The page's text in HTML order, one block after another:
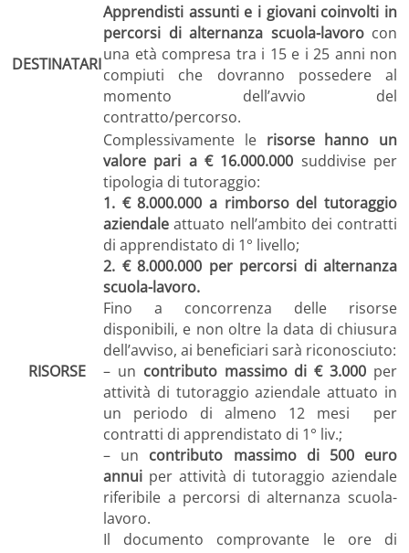
DESTINATARI
Apprendisti assunti e i giovani coinvolti in
percorsi di alternanza scuola-lavorocon
una età compresa tra i 15 e i 25 anni non
compiuti che dovranno possedere al
momento dell’avvio del
contratto/percorso.
RISORSE
Complessivamente le risorse hanno un
valore pari a € 16.000.000 suddivise per
tipologia di tutoraggio:
1. € 8.000.000 a rimborso del tutoraggio
aziendale attuato nell’ambito dei contratti
di apprendistato di 1° livello;
2. € 8.000.000 per percorsi di alternanza
scuola-lavoro.
Fino a concorrenza delle risorse
disponibili, e non oltre la data di chiusura
dell’avviso, ai beneficiari sarà riconosciuto:
– un contributo massimo di € 3.000 per
attività di tutoraggio aziendale attuato in
un periodo di almeno 12 mesi per
contratti di apprendistato di 1° liv.;
– un contributo massimo di 500 euro
annui per attività di tutoraggio aziendale
riferibile a percorsi di alternanza scuola-
lavoro.
Il documento comprovante le ore di